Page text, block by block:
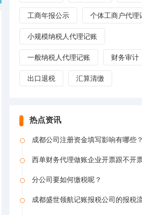
工商年报公示 个体工商户代理
小规模纳税人代理记账
一般纳税人代理记账 财务审计
出口退税 汇算清缴
热点资讯
成都公司注册资金填写影响有哪些？成都公司注（代理记
西单财务代理做账企业开票跟不开
分公司要如何缴税呢？
成都盛世领航记账报税公司的报税